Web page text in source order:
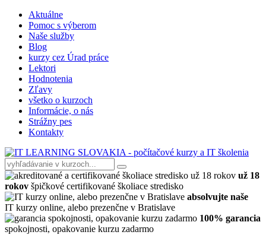
Aktuálne
Pomoc s výberom
Naše služby
Blog
kurzy cez Úrad práce
Lektori
Hodnotenia
Zľavy
všetko o kurzoch
Informácie, o nás
Strážny pes
Kontakty
už 18
rokov špičkové certifikované školiace stredisko
absolvujte naše
IT kurzy online, alebo prezenčne v Bratislave
100% garancia
spokojnosti, opakovanie kurzu zadarmo